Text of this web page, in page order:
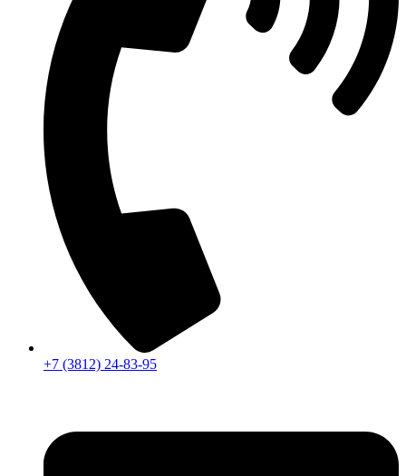
+7 (3812) 24-83-95